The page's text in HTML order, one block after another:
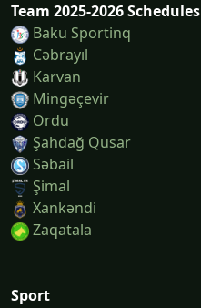
Team 2025-2026 Schedules
Baku Sportinq
Cəbrayıl
Karvan
Mingəçevir
Ordu
Şahdağ Qusar
Səbail
Şi̇mal
Xankəndi
Zaqatala
Sport